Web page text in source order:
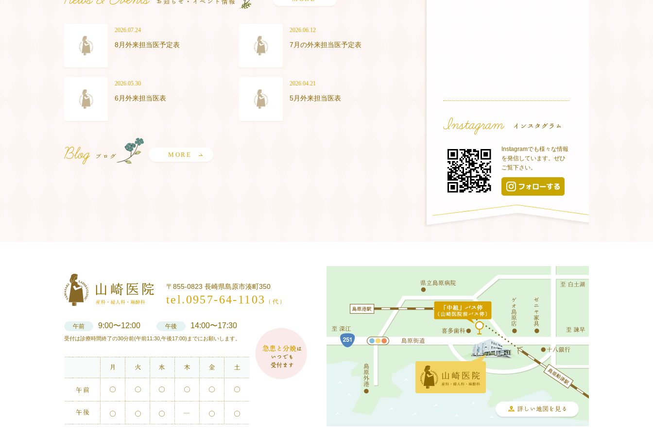
2026.07.24
8月外来担当医予定表
2026.06.12
7月の外来担当医予定表
2026.05.30
6月外来担当医表
2026.04.21
5月外来担当医表
MORE
Instagramでも様々な情報
を発信しています。ぜひ
ご覧下さい。
〒855-0823 長崎県島原市湊町350
tel.0957-64-1103 （代）
午前 9:00〜12:00 午後 14:00〜17:30
受付は診療時間終了の30分前(午前11:30,午後17:00)までにお願いします。